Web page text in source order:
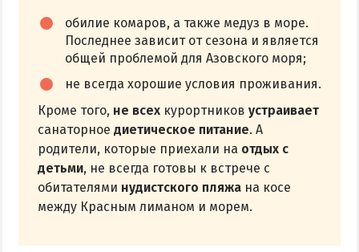
обилие комаров, а также медуз в море.
Последнее зависит от сезона и является
общей проблемой для Азовского моря;
не всегда хорошие условия проживания.
Кроме того, не всех курортников устраивает
санаторное диетическое питание. А
родители, которые приехали на отдых с
детьми, не всегда готовы к встрече с
обитателями нудистского пляжа на косе
между Красным лиманом и морем.